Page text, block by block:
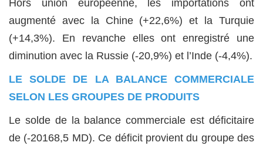
Hors union européenne, les importations ont
augmenté avec la Chine (+22,6%) et la Turquie
(+14,3%). En revanche elles ont enregistré une
diminution avec la Russie (-20,9%) et l’Inde (-4,4%).
LE SOLDE DE LA BALANCE COMMERCIALE
SELON LES GROUPES DE PRODUITS
Le solde de la balance commerciale est déficitaire
de (-20168,5 MD). Ce déficit provient du groupe des